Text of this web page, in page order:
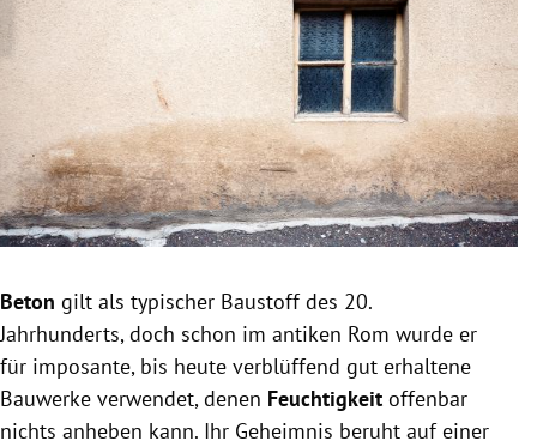
Untermenü
Untermenü
Untermenü
Untermenü
Beton gilt als typischer Baustoff des 20.
Jahrhunderts, doch schon im antiken Rom wurde er
für imposante, bis heute verblüffend gut erhaltene
Bauwerke verwendet, denen Feuchtigkeit offenbar
nichts anheben kann. Ihr Geheimnis beruht auf einer